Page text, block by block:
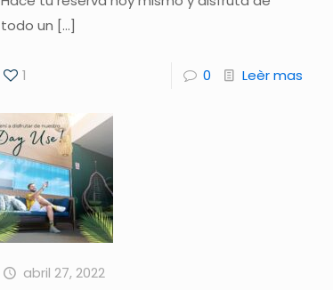
todo un […]
1 0 Leèr mas
abril 27, 2022